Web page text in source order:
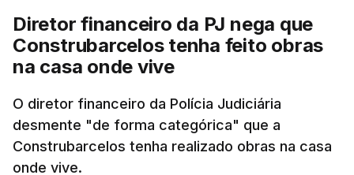
Diretor financeiro da PJ nega que
Construbarcelos tenha feito obras
na casa onde vive
O diretor financeiro da Polícia Judiciária
desmente "de forma categórica" que a
Construbarcelos tenha realizado obras na casa
onde vive.